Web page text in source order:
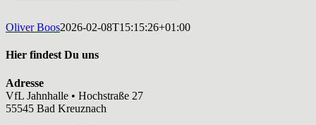
Oliver Boos2026-02-08T15:15:26+01:00
Hier findest Du uns
Adresse
VfL Jahnhalle • Hochstraße 27
55545 Bad Kreuznach